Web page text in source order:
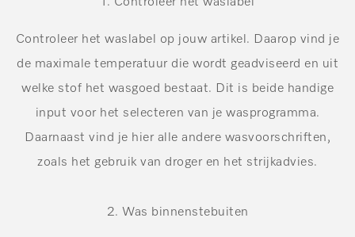
Controleer het waslabel op jouw artikel. Daarop vind je
de maximale temperatuur die wordt geadviseerd en uit
welke stof het wasgoed bestaat. Dit is beide handige
input voor het selecteren van je wasprogramma.
Daarnaast vind je hier alle andere wasvoorschriften,
zoals het gebruik van droger en het strijkadvies.
2. Was binnenstebuiten